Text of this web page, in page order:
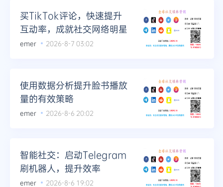
买TikTok评论，快速提升
互动率，成就社交网络明星
emer 2026-8-7 03:02
使用数据分析提升脸书播放
量的有效策略
emer 2026-8-6 20:02
智能社交：启动Telegram
刷机器人，提升效率
emer 2026-8-6 19:02